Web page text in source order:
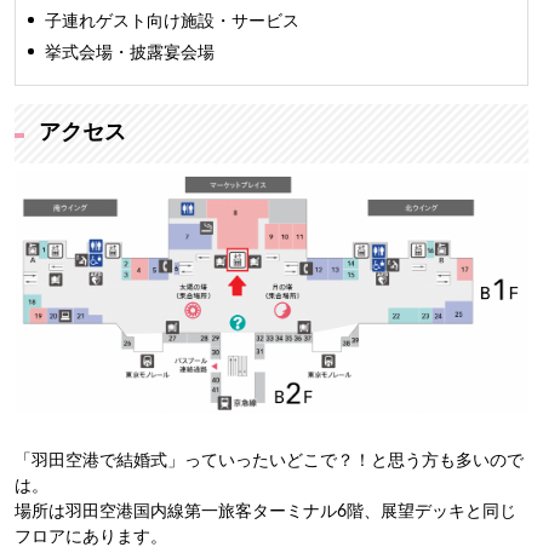
ファッションモデルやアパレルバイヤーの経験もあ
り、おしゃれコンシャスでは主に商品の仕入れを担
TV、新聞をはじめとする100を超えるメディアに出演
子連れゲスト向け施設・サービス
挙式会場・披露宴会場
アクセス
「羽田空港で結婚式」っていったいどこで？！と思う方も多いので
は。
場所は羽田空港国内線第一旅客ターミナル6階、展望デッキと同じ
フロアにあります。